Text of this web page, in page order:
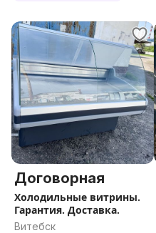
Договорная
Холодильные витрины.
Гарантия. Доставка.
Витебск